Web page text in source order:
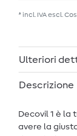
* incl. IVA escl.
Ulteriori
Descrizione
Decovil 1 è la
avere la